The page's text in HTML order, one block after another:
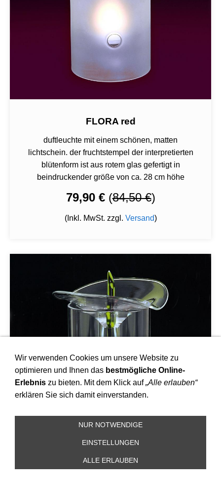
FLORA red
duftleuchte mit einem schönen, matten
lichtschein. der fruchtstempel der interpretierten
blütenform ist aus rotem glas gefertigt in
beindruckender größe von ca. 28 cm höhe
79,90 €(84,50 €)
(Inkl. MwSt. zzgl. Versand)
Wir verwenden Cookies um unsere Website zu
optimieren und Ihnen das bestmögliche Online-
Erlebnis zu bieten. Mit dem Klick auf„Alle erlauben“
erklären Sie sich damit einverstanden.
NUR NOTWENDIGE
EINSTELLUNGEN
ALLE ERLAUBEN